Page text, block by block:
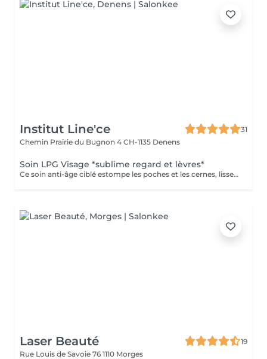
Institut Line'ce
31
Chemin Prairie du Bugnon 4 CH-1135 Denens
Soin LPG Visage *sublime regard et lèvres*
Ce soin anti-âge ciblé estompe les poches et les cernes, lisse les rides du contour des yeux et de la bouche, repulpe les lèvres et rehausse les paupières pour ouvrir et défatiguer le regard.
Laser Beauté
19
Rue Louis de Savoie 76 1110 Morges